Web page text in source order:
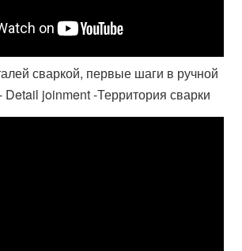
сваркой, первые шаги в ручной
Detail joinment -Территория сварки